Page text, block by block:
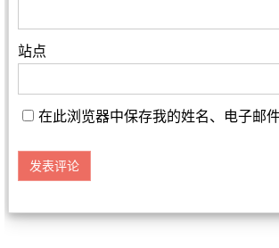
站点
在此浏览器中保存我的姓名、电子邮